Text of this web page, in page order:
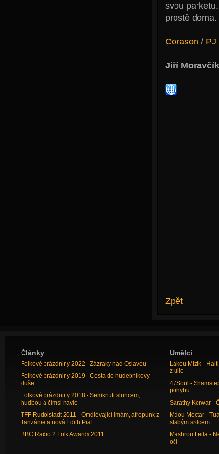
svou
prostě doma.
Corason / PJ
Jiří Moravčík
Zpět
Články
Folkové prázdniny 2022 - Zázraky nad Oslavou
Folkové prázdniny 2019 - Cesta do hudebníkovy
duše
Folkové prázdniny 2018 - Semknuti sluncem,
hudbou a čímsi navíc
TFF Rudolstadt 2011 - Omdlévající imám, afropunk z
Tanzánie a nová Edith Piaf
BBC Radio 2 Folk Awards 2011
Umělci
Lakou Mizik -
z ulic
47Soul -
pohybu.
Sarathy Korwar -
Mdou Moctar -
slabým srdcem
Mashrou Leila -
očí